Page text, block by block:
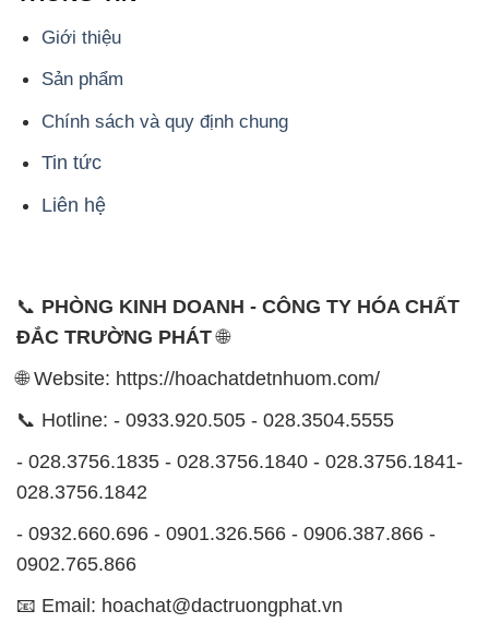
Tin tức
Liên hệ
📞
PHÒNG KINH DOANH - CÔNG TY HÓA CHẤT
ĐẮC TRƯỜNG PHÁT
- 028.3756.1835 - 028.3756.1840 - 028.3756.1841-
0902.765.866
📧 Email: hoachat@dactruongphat.vn
ĐỊA CHỈ
1229C Quốc lộ 1A, Phường Bình Trị Đông B,
Quận Bình Tân, TP. Hồ Chí Minh